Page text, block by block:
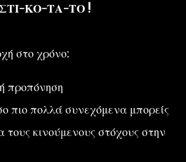
ΚΟ-ΤΑ-ΤΟ !
στο χρόνο:
προπόνηση
πιο πολλά συνεχόμενα μπορείς
τους κινούμενους στόχους στην